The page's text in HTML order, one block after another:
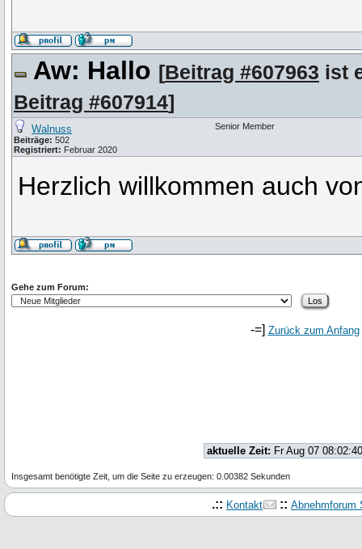
Aw: Hallo [Beitrag #607963 ist
Beitrag #607914]
Walnuss
Beiträge: 502
Registriert: Februar 2020
Senior Member
Herzlich willkommen auch
Gehe zum Forum:
-=] Zurück zum Anfang
aktuelle Zeit: Fr Aug 07
Insgesamt benötigte Zeit, um die Seite zu erzeugen: 0.00382 Sekunden
.:: Kontakt :: Abnehmforum